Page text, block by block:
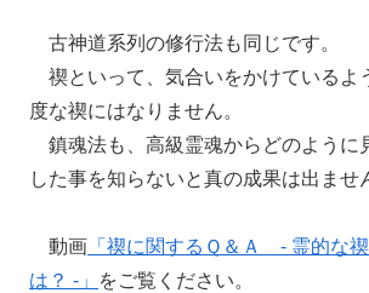
古神道系列の修行法も同じです。
禊といって、気合いをかけているよ
度な禊にはなりません。
鎮魂法も、高級霊魂からどのように
した事を知らないと真の成果は出ませ
動画 「禊に関するＱ＆Ａ - 霊的な
は？ -」
をご覧ください。